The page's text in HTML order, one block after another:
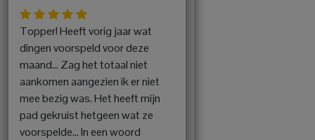
Topper! Heeft vorig jaar wat
dingen voorspeld voor deze
maand... Zag het totaal niet
aankomen aangezien ik er niet
mee bezig was. Het heeft mijn
pad gekruist hetgeen wat ze
voorspelde... In een woord